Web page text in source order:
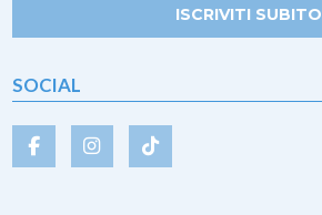
ISCRIVITI SUBITO
SOCIAL